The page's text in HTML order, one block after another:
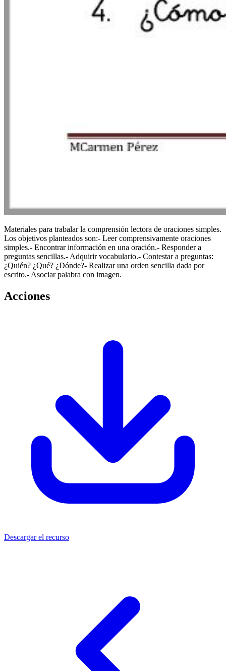
Materiales para trabalar la comprensión lectora de oraciones simples.
Los objetivos planteados son:- Leer comprensivamente oraciones
simples.- Encontrar información en una oración.- Responder a
preguntas sencillas.- Adquirir vocabulario.- Contestar a preguntas:
¿Quién? ¿Qué? ¿Dónde?- Realizar una orden sencilla dada por
escrito.- Asociar palabra con imagen.
Acciones
Descargar el recurso